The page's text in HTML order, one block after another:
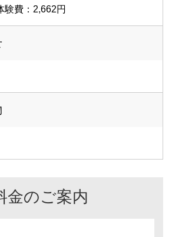
費：2,662円
金のご案内